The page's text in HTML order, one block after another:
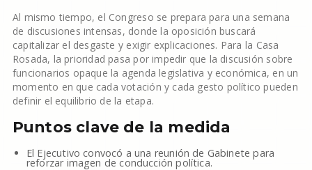
Al mismo tiempo, el Congreso se prepara para una semana
de discusiones intensas, donde la oposición buscará
capitalizar el desgaste y exigir explicaciones. Para la Casa
Rosada, la prioridad pasa por impedir que la discusión sobre
funcionarios opaque la agenda legislativa y económica, en un
momento en que cada votación y cada gesto político pueden
definir el equilibrio de la etapa.
Puntos clave de la medida
El Ejecutivo convocó a una reunión de Gabinete para
reforzar imagen de conducción política.